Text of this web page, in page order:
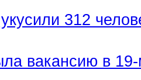
312
вакансию в